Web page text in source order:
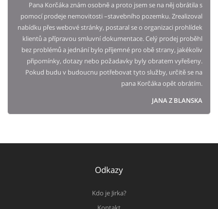
Pana Korčáka znám osobně a proto jsem se na něj obrátila s
pomocí prodeje nemovitosti –stavebního pozemku. Zrealizoval
nabídku přes webové stránky, postaral se o organizaci prohlídek
klientů a přípravou smluvní dokumentace. Celý prodej proběhl
bez problémů a jednání bylo příjemné pro obě strany, jakékoliv
připomínky, dotazy nebo požadavky byly obratem vyřešeny.
Pokud budu v budoucnu potřebovat tyto služby, určitě se na
pana Korčáka opět obrátím.
JANA Z BLANSKA
Odkazy
Kdo je Jirka?